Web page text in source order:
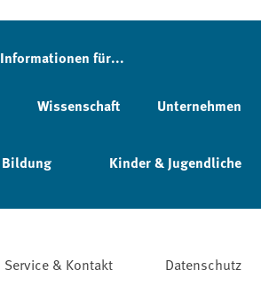
Informationen für...
Wissenschaft Unternehmen
Bildung Kinder & Jugendliche
Service & Kontakt
Datenschutz